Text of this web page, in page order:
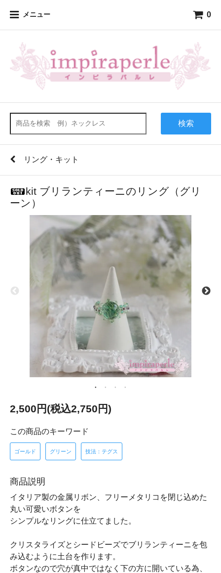
メニュー 0
検索
リング・キット
kit ブリランティーニのリング（グリ
ーン）
2,500円(税込2,750円)
この商品のキーワード
ゴールド グリーン 技法：テグス
商品説明
イタリア製の金属リボン、フリーメタリコを閉じ込めた
丸い可愛いボタンを
シンプルなリングに仕立てました。
クリスタライズとシードビーズでブリランティーニを包
み込むように土台を作ります。
ボタンなので穴が真中ではなく下の方に開いている為、